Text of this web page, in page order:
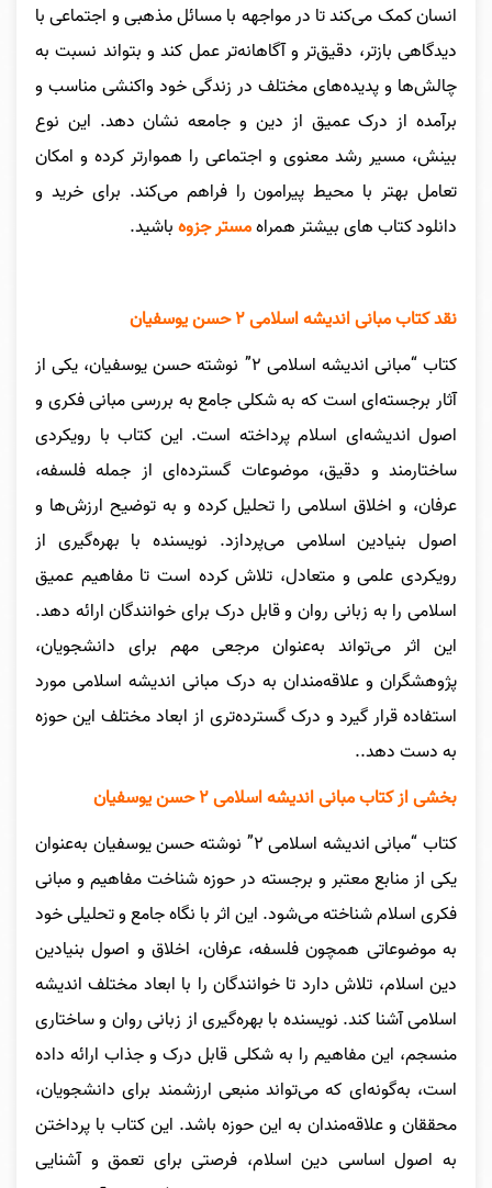
انسان کمک می‌کند تا در مواجهه با مسائل مذهبی و اجتماعی با
دیدگاهی بازتر، دقیق‌تر و آگاهانه‌تر عمل کند و بتواند نسبت به
چالش‌ها و پدیده‌های مختلف در زندگی خود واکنشی مناسب و
برآمده از درک عمیق از دین و جامعه نشان دهد. این نوع
بینش، مسیر رشد معنوی و اجتماعی را هموارتر کرده و امکان
تعامل بهتر با محیط پیرامون را فراهم می‌کند. برای خرید و
دانلود کتاب های بیشتر همراهمستر جزوهباشید.
نقد کتاب مبانی اندیشه اسلامی ۲ حسن یوسفیان
کتاب “مبانی اندیشه اسلامی ۲” نوشته حسن یوسفیان، یکی از
آثار برجسته‌ای است که به شکلی جامع به بررسی مبانی فکری و
اصول اندیشه‌ای اسلام پرداخته است. این کتاب با رویکردی
ساختارمند و دقیق، موضوعات گسترده‌ای از جمله فلسفه،
عرفان، و اخلاق اسلامی را تحلیل کرده و به توضیح ارزش‌ها و
اصول بنیادین اسلامی می‌پردازد. نویسنده با بهره‌گیری از
رویکردی علمی و متعادل، تلاش کرده است تا مفاهیم عمیق
اسلامی را به زبانی روان و قابل درک برای خوانندگان ارائه دهد.
این اثر می‌تواند به‌عنوان مرجعی مهم برای دانشجویان،
پژوهشگران و علاقه‌مندان به درک مبانی اندیشه اسلامی مورد
استفاده قرار گیرد و درک گسترده‌تری از ابعاد مختلف این حوزه
به دست دهد..
بخشی از کتاب مبانی اندیشه اسلامی ۲ حسن یوسفیان
کتاب “مبانی اندیشه اسلامی ۲” نوشته حسن یوسفیان به‌عنوان
یکی از منابع معتبر و برجسته در حوزه شناخت مفاهیم و مبانی
فکری اسلام شناخته می‌شود. این اثر با نگاه جامع و تحلیلی خود
به موضوعاتی همچون فلسفه، عرفان، اخلاق و اصول بنیادین
دین اسلام، تلاش دارد تا خوانندگان را با ابعاد مختلف اندیشه
اسلامی آشنا کند. نویسنده با بهره‌گیری از زبانی روان و ساختاری
منسجم، این مفاهیم را به شکلی قابل درک و جذاب ارائه داده
است، به‌گونه‌ای که می‌تواند منبعی ارزشمند برای دانشجویان،
محققان و علاقه‌مندان به این حوزه باشد. این کتاب با پرداختن
به اصول اساسی دین اسلام، فرصتی برای تعمق و آشنایی